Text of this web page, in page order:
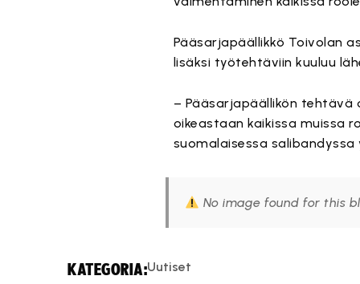
Pääsarjapäällikkö Toivolan
lisäksi työtehtäviin kuuluu
– Pääsarjapäällikön tehtävä
oikeastaan kaikissa muissa
suomalaisessa
No image found for this
KATEGORIA:Uutiset